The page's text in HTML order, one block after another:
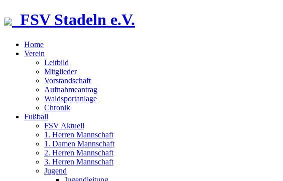
FSV Stadeln e.V.
Home
Verein
Leitbild
Mitglieder
Vorstandschaft
Aufnahmeantrag
Waldsportanlage
Chronik
Fußball
FSV Aktuell
1. Herren Mannschaft
1. Damen Mannschaft
2. Herren Mannschaft
3. Herren Mannschaft
Jugend